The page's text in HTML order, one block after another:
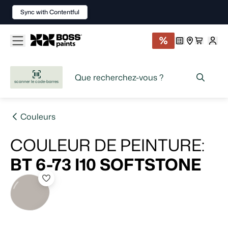
scanner le code-barres
Couleurs
COULEUR DE PEINTURE:
BT 6-73 I10 SOFTSTONE
Sync with Contentful